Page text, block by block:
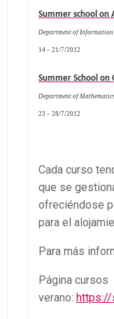
Summer school on
Department of Information
14 – 21/7/2012
Summer School on
Department of
23 – 28/7/2012
Cada curso
que se
ofreciéndose
para el
Para más
Página cursos
verano: https://